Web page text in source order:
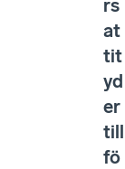
rs
at
tit
yd
er
till
fö